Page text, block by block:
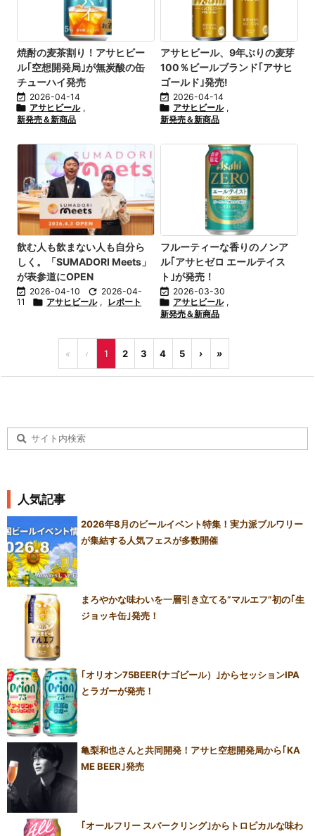
焼酎の麦茶割り！アサヒビー
ル｢空想開発局｣が無炭酸の缶
チューハイ発売
 2026-04-14
 アサヒビール ,
新発売＆新商品
アサヒビール、9年ぶりの麦芽
100％ビールブランド｢アサヒ
ゴールド｣発売!
 2026-04-14
 アサヒビール ,
新発売＆新商品
飲む人も飲まない人も自分ら
しく。「SUMADORI Meets」
が表参道にOPEN
 2026-04-10  2026-04-
11
 アサヒビール , レポート
フルーティーな香りのノンア
ル｢アサヒゼロ エールテイス
ト｣が発売！
 2026-03-30
 アサヒビール ,
新発売＆新商品
« ‹ 1 2 3 4 5 › »
人気記事
2026年8月のビールイベント特集！実力派ブルワリー
が集結する人気フェスが多数開催
まろやかな味わいを一層引き立てる“マルエフ”初の｢生
ジョッキ缶｣発売！
｢オリオン75BEER(ナゴビール）｣からセッションIPA
とラガーが発売！
亀梨和也さんと共同開発！アサヒ空想開発局から｢KA
ME BEER｣発売
｢オールフリー スパークリング｣からトロピカルな味わ